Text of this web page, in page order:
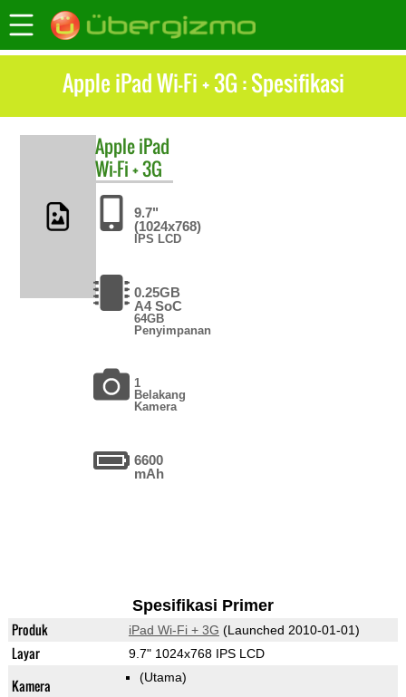
Apple iPad Wi-Fi + 3G : Spesifikasi
AppleiPad
Wi-Fi + 3G
9.7"
(1024x768)
IPS LCD
0.25GB
A4 SoC
64GB
Penyimpanan
1
Belakang
Kamera
6600
mAh
Spesifikasi Primer
Produk iPad Wi-Fi + 3G (Launched 2010-01-01)
Layar 9.7" 1024x768 IPS LCD
Kamera (Utama)